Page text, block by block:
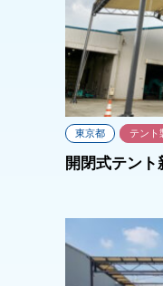
東京都 テント
開閉式テント